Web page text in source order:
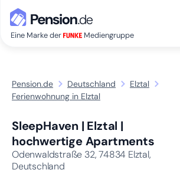
Eine Marke der Mediengruppe
Pension.de Deutschland
Elztal
Ferienwohnung in Elztal
SleepHaven | Elztal |
hochwertige Apartments
Odenwaldstraße 32,74834 Elztal,
Deutschland